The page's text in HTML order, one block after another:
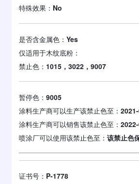
特殊效果： No
是否含金属色： Yes
仅适用于木纹底粉：
禁止色： 1015，3022，9007
暂停色： 9005
涂料生产商可以生产该禁止色至：
涂料生产商可以销售该禁止色至：
喷涂厂可以使用该禁止色至： 该禁止色
证书号： P-1778